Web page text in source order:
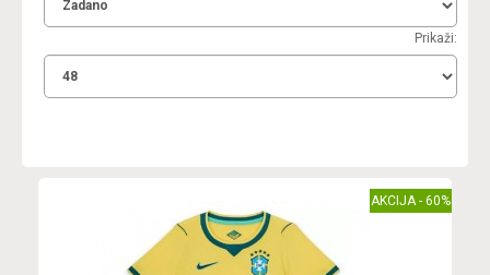
Prikaži:
AKCIJA - 60%